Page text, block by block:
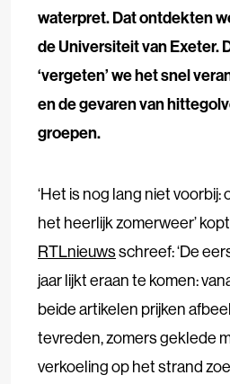
waterpret. Dat ontdekten
de Universiteit van Exeter.
‘vergeten’ we het snel
en de gevaren van
groepen.
‘Het is nog lang niet
het heerlijk zomerweer’
RTLnieuwsschreef: ‘De
jaar lijkt eraan te komen:
beide artikelen prijken
tevreden, zomers geklede
verkoeling op het strand